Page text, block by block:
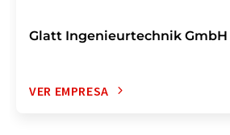
Glatt Ingenieurtechnik GmbH
VER EMPRESA